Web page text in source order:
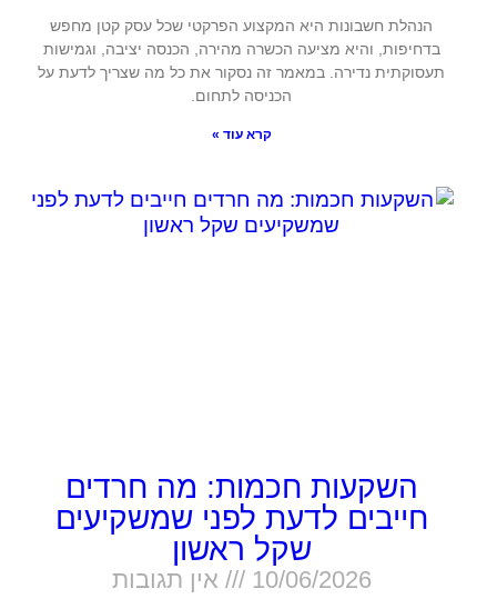
הנהלת חשבונות היא המקצוע הפרקטי שכל עסק קטן מחפש
בדחיפות, והיא מציעה הכשרה מהירה, הכנסה יציבה, וגמישות
תעסוקתית נדירה. במאמר זה נסקור את כל מה שצריך לדעת על
הכניסה לתחום.
קרא עוד »
השקעות חכמות: מה חרדים
חייבים לדעת לפני שמשקיעים
שקל ראשון
10/06/2026 אין תגובות